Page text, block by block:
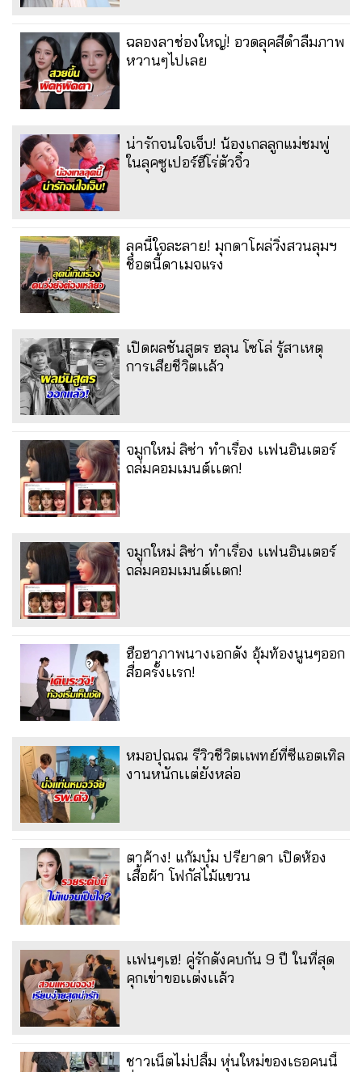
ฉลองลาช่องใหญ่! อวดลุคสีดำลืมภาพ
หวานๆไปเลย
น่ารักจนใจเจ็บ! น้องเกลลูกแม่ชมพู่
ในลุคซูเปอร์ฮีโร่ตัวจิ๋ว
ลุคนี้ใจละลาย! มุกดาโผล่วิ่งสวนลุมฯ
ช็อตนี้ดาเมจแรง
เปิดผลชันสูตร ฮลุน โซโล่ รู้สาเหตุ
การเสียชีวิตเเล้ว
จมูกใหม่ ลิซ่า ทำเรื่อง เเฟนอินเตอร์
ถล่มคอมเมนต์เเตก!
จมูกใหม่ ลิซ่า ทำเรื่อง เเฟนอินเตอร์
ถล่มคอมเมนต์เเตก!
ฮือฮาภาพนางเอกดัง อุ้มท้องนูนๆออก
สื่อครั้งเเรก!
หมอปุณณ รีวิวชีวิตเเพทย์ที่ซีแอตเทิล
งานหนักเเต่ยังหล่อ
ตาค้าง! แก้มบุ๋ม ปรียาดา เปิดห้อง
เสื้อผ้า โฟกัสไม้แขวน
เเฟนๆเฮ! คู่รักดังคบกัน 9 ปี ในที่สุด
คุกเข่าขอเเต่งเเล้ว
ชาวเน็ตไม่ปลื้ม หุ่นใหม่ของเธอคนนี้